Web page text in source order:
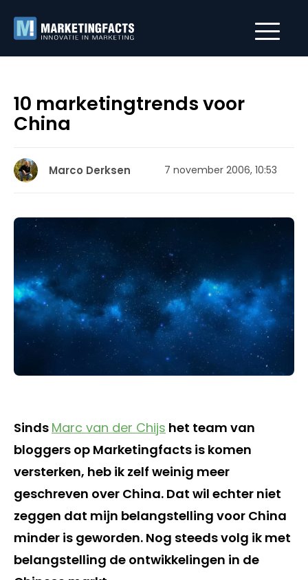
10 marketingtrends voor
China
Marco Derksen 7 november 2006, 10:53
Sinds Marc van der Chijs het team van
bloggers op Marketingfacts is komen
versterken, heb ik zelf weinig meer
geschreven over China. Dat wil echter niet
zeggen dat mijn belangstelling voor China
minder is geworden. Nog steeds volg ik met
belangstelling de ontwikkelingen in de